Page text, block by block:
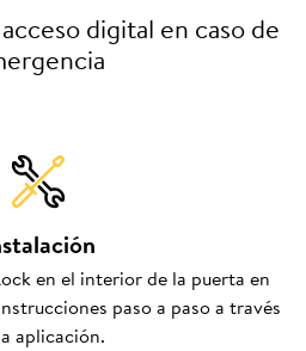
digital en caso de
en el interior de la puerta en
paso a paso a través
aplicación.